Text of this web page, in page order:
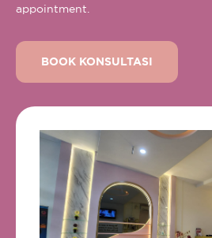
appointment.
BOOK KONSULTASI